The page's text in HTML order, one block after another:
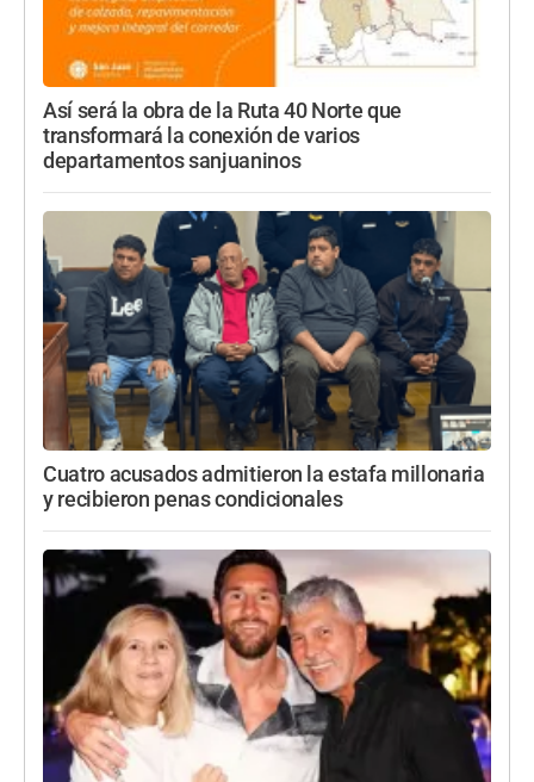
Así será la obra de la Ruta 40 Norte que
transformará la conexión de varios
departamentos sanjuaninos
Cuatro acusados admitieron la estafa millonaria
y recibieron penas condicionales